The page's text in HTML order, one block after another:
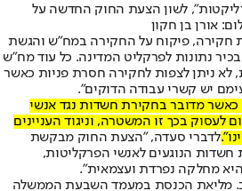
לשון הצעת החוק החדשה על
אורן בן חקון
חקירה, פיקוח על החקירה במח"ש והגשת
נתונות לפרקליט המדינה. כל עוד מח"ש
לא ניתן לצפות לחקירה חסרת פניות כאשר
יש קשרי עבודה הדוקים".
כאשר מדובר בחקירת חשדות נגד אנשי
לעסוק בכך זו המשטרה, וניגוד העניינים
לדברי סעדה, "הצעת החוק מבקשת
הנוגעים לאנשי הפרקליטות,
מחלקה נפרדת ועצמאית".
מליאת הכנסת במעמד השבעת הממשלה